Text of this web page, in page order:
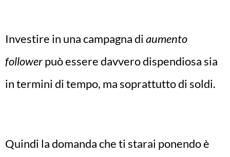
Investire in una campagna diaumento
followerpuò essere davvero dispendiosa sia
in termini di tempo, ma soprattutto di soldi.
Quindi la domanda che ti starai ponendo è